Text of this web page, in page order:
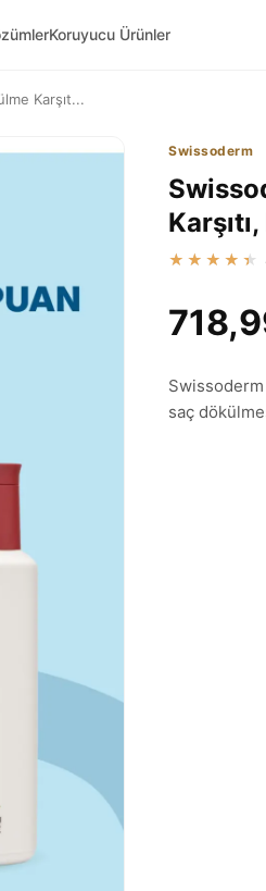
Koruyucu Ürünler
Karşıt...
Swissoderm
★★★★★
saç